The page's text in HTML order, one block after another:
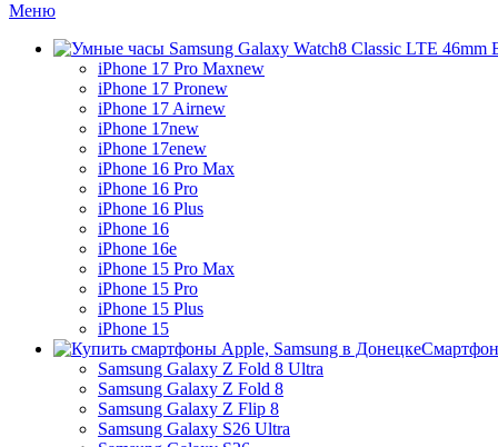
Меню
iPhone 17 Pro Maxnew
iPhone 17 Pronew
iPhone 17 Airnew
iPhone 17new
iPhone 17enew
iPhone 16 Pro Max
iPhone 16 Pro
iPhone 16 Plus
iPhone 16
iPhone 16e
iPhone 15 Pro Max
iPhone 15 Pro
iPhone 15 Plus
iPhone 15
Samsung Galaxy Z Fold 8 Ultra
Samsung Galaxy Z Fold 8
Samsung Galaxy Z Flip 8
Samsung Galaxy S26 Ultra